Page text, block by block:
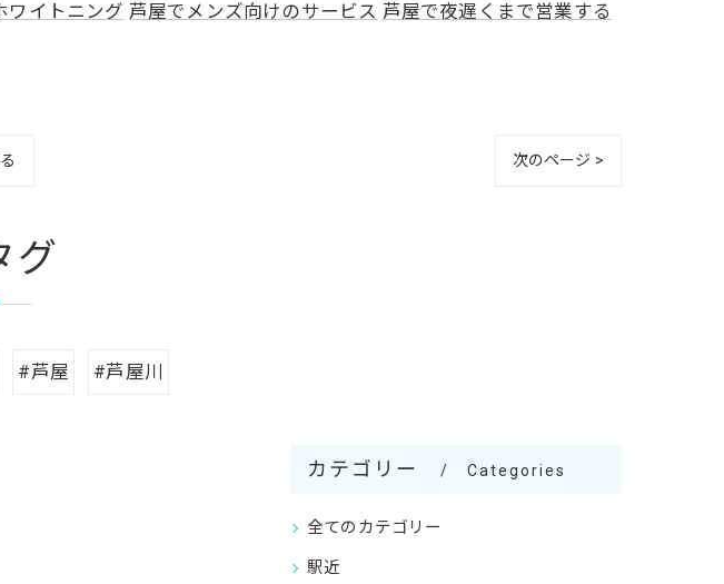
ワイトニング 芦屋でメンズ向けのサービス 芦屋で夜遅くまで営業する
次のページ >
グ
#芦屋 #芦屋川
カテゴリー Categories
全てのカテゴリー
駅近